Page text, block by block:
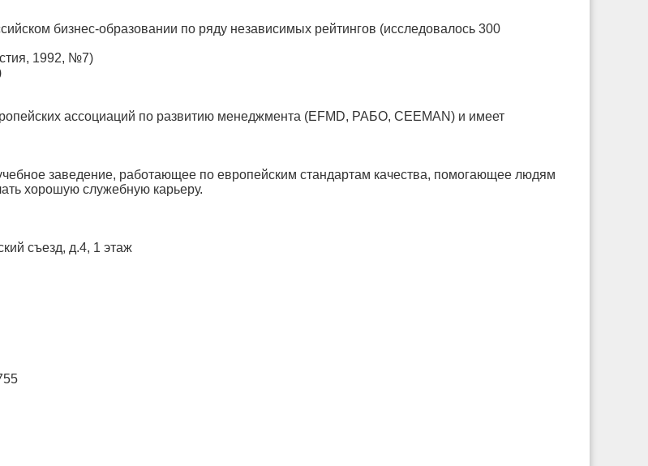
бизнес-образовании по ряду независимых рейтингов (исследовалось 300
1992, №7)
ассоциаций по развитию менеджмента (EFMD, РАБО, CEEMAN) и имеет
заведение, работающее по европейским стандартам качества, помогающее людям
хорошую служебную карьеру.
съезд, д.4, 1 этаж